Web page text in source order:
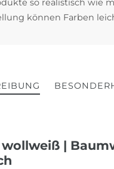
so realistisch wie
können Farben
|